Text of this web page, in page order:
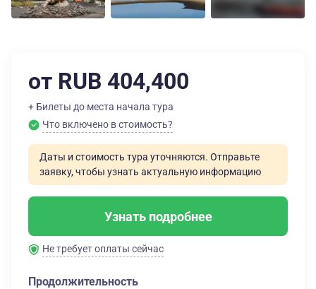
от RUB 404,400
+ Билеты до места начала тура
Что включено в стоимость?
Даты и стоимость тура уточняются. Отправьте
заявку, чтобы узнать актуальную информацию
Узнать подробнее
Не требует оплаты сейчас
Продолжительность